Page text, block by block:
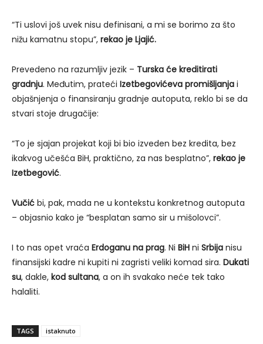
“Ti uslovi još uvek nisu definisani, a mi se borimo za što
nižu kamatnu stopu”, rekao je Ljajić.
Prevedeno na razumljiv jezik – Turska će kreditirati
gradnju. Međutim, prateći Izetbegovićeva promišljanja i
objašnjenja o finansiranju gradnje autoputa, reklo bi se da
stvari stoje drugačije:
“To je sjajan projekat koji bi bio izveden bez kredita, bez
ikakvog učešća BiH, praktično, za nas besplatno”, rekao je
Izetbegović.
Vučić bi, pak, mada ne u kontekstu konkretnog autoputa
– objasnio kako je “besplatan samo sir u mišolovci”.
I to nas opet vraća Erdoganu na prag. Ni BiH ni Srbija nisu
finansijski kadre ni kupiti ni zagristi veliki komad sira. Dukati
su, dakle, kod sultana, a on ih svakako neće tek tako
halaliti.
TAGS istaknuto